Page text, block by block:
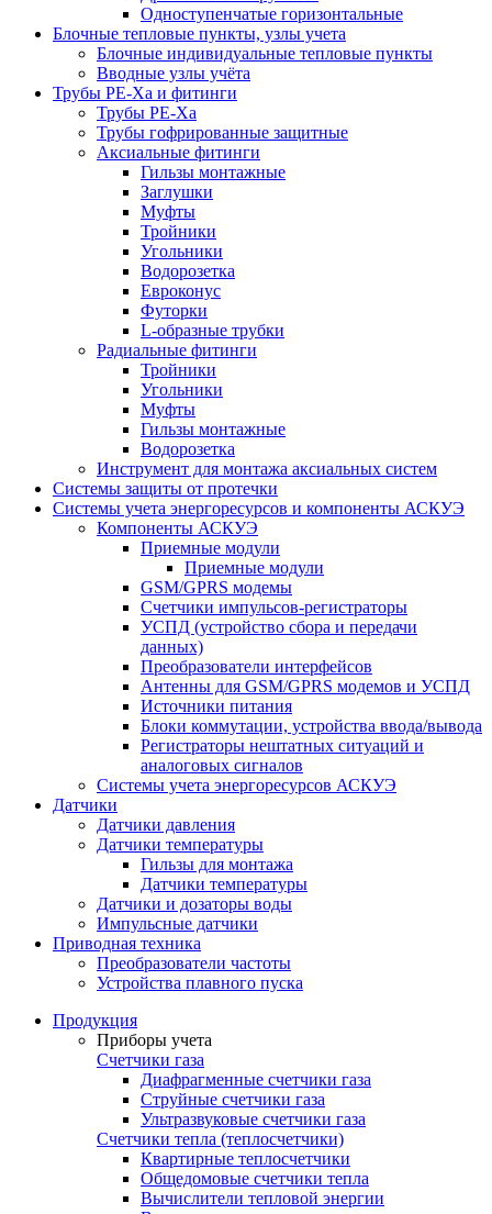
Одноступенчатые горизонтальные
Блочные тепловые пункты, узлы учета
Блочные индивидуальные тепловые пункты
Вводные узлы учёта
Трубы РЕ-Ха и фитинги
Трубы РЕ-Ха
Трубы гофрированные защитные
Аксиальные фитинги
Гильзы монтажные
Заглушки
Муфты
Тройники
Угольники
Водорозетка
Евроконус
Футорки
L-образные трубки
Радиальные фитинги
Тройники
Угольники
Муфты
Гильзы монтажные
Водорозетка
Инструмент для монтажа аксиальных систем
Системы защиты от протечки
Системы учета энергоресурсов и компоненты АСКУЭ
Компоненты АСКУЭ
Приемные модули
Приемные модули
GSM/GPRS модемы
Счетчики импульсов-регистраторы
УСПД (устройство сбора и передачи
данных)
Преобразователи интерфейсов
Антенны для GSM/GPRS модемов и УСПД
Источники питания
Блоки коммутации, устройства ввода/вывода
Регистраторы нештатных ситуаций и
аналоговых сигналов
Системы учета энергоресурсов АСКУЭ
Датчики
Датчики давления
Датчики температуры
Гильзы для монтажа
Датчики температуры
Датчики и дозаторы воды
Импульсные датчики
Приводная техника
Преобразователи частоты
Устройства плавного пуска
Продукция
Приборы учета
Счетчики газа
Диафрагменные счетчики газа
Струйные счетчики газа
Ультразвуковые счетчики газа
Счетчики тепла (теплосчетчики)
Квартирные теплосчетчики
Общедомовые счетчики тепла
Вычислители тепловой энергии